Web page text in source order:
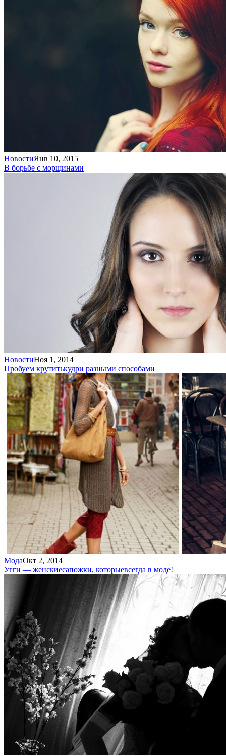
НовостиЯнв 10, 2015
В борьбе с морщинами
НовостиНоя 1, 2014
Пробуем крутитькудри разными способами
МодаОкт 2, 2014
Угги — женскиесапожки, которыевсегда в моде!